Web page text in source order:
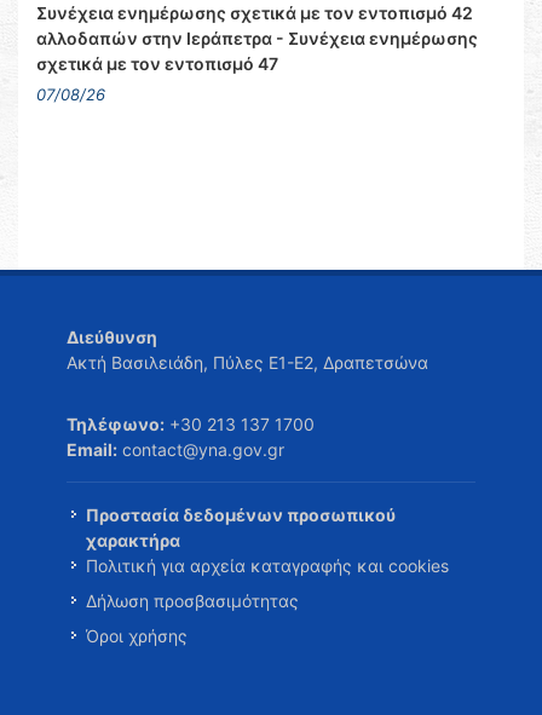
Συνέχεια ενημέρωσης σχετικά με τον εντοπισμό 42
αλλοδαπών στην Ιεράπετρα - Συνέχεια ενημέρωσης
σχετικά με τον εντοπισμό 47
07/08/26
Διεύθυνση
Ακτή Βασιλειάδη, Πύλες Ε1-Ε2, Δραπετσώνα
Τηλέφωνο: +30 213 137 1700
Email: contact@yna.gov.gr
Προστασία δεδομένων προσωπικού
χαρακτήρα
Πολιτική για αρχεία καταγραφής και cookies
Δήλωση προσβασιμότητας
Όροι χρήσης